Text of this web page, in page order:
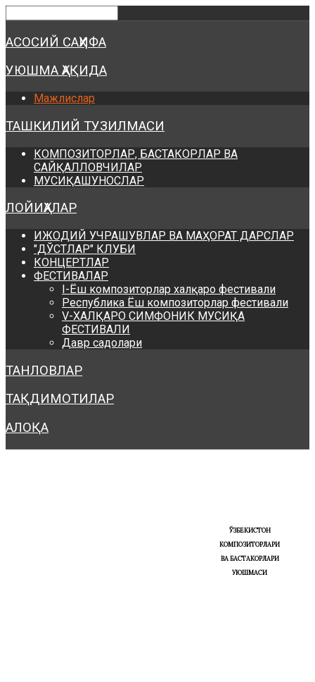
АСОСИЙ САҲИФА
УЮШМА ҲАҚИДА
Мажлислар
ТАШКИЛИЙ ТУЗИЛМАСИ
КОМПОЗИТОРЛАР, БАСТАКОРЛАР ВА
САЙҚАЛЛОВЧИЛАР
МУСИҚАШУНОСЛАР
ЛОЙИҲАЛАР
ИЖОДИЙ УЧРАШУВЛАР ВА МАҲОРАТ ДАРСЛАР
"ДЎСТЛАР" КЛУБИ
КОНЦЕРТЛАР
ФЕСТИВАЛАР
I-Ёш композиторлар халқаро фестивали
Республика Ёш композиторлар фестивали
V-ХАЛҚАРО СИМФОНИК МУСИҚА
ФЕСТИВАЛИ
Давр садолари
ТАНЛОВЛАР
ТАҚДИМОТИЛАР
АЛОҚА
ЎЗБЕКИСТОН
КОМПОЗИТОРЛАРИ
ВА БАСТАКОРЛАРИ
УЮШМАСИ
Предыдущий
год
Предыдущий
месяц
Следующий
год
Следующий
месяц